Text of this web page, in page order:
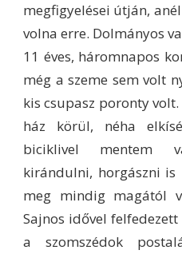
megfigyelései útján,
volna erre. Dolmányos
11 éves, háromnapos
még a szeme sem volt
kis csupasz poronty
ház körül, néha
biciklivel mentem
kirándulni, horgászni is
meg mindig magától
Sajnos idővel
a szomszédok